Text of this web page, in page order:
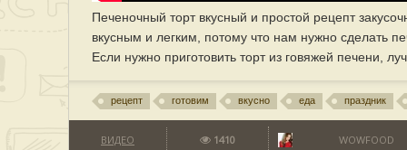
Печеночный торт вкусный и простой рецепт
вкусным и легким, потому что нам нужно сделать
Если нужно приготовить торт из говяжей печени,
рецепт готовим вкусно еда праздник
ВИДЕО 1410 WOWFOOD